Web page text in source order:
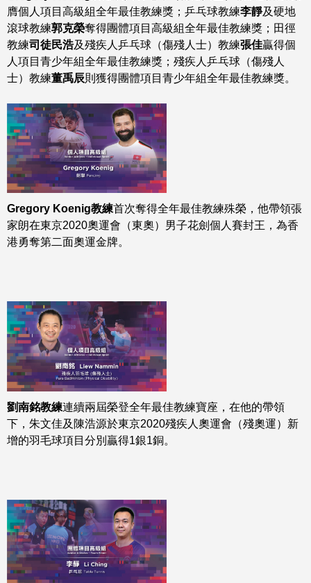
Gregory Koenig及殘疾人羽毛球（傷殘人士）教練劉南銘榮
膺個人項目高級組全年最佳教練獎；乒乓球教練李靜 及硬地
滾球教練郭克榮 奪得團體項目高級組全年最佳教練獎；田徑
教練司徒民浩及殘疾人乒乓球（傷殘人士）教練 張佳贏得個
人項目青少年組全年最佳教練獎；殘疾人乒乓球（傷殘人
Gregory Koenig教練首次奪得全年最佳教練殊榮，他帶領張
家朗在東京2020奧運會（東奧）男子花劍個人賽封王，為香
劉南銘教練連續兩屆榮登全年最佳教練寶座，在他的帶領
下，朱文佳及陳浩源於東京2020殘疾人奧運會（殘奧運）新